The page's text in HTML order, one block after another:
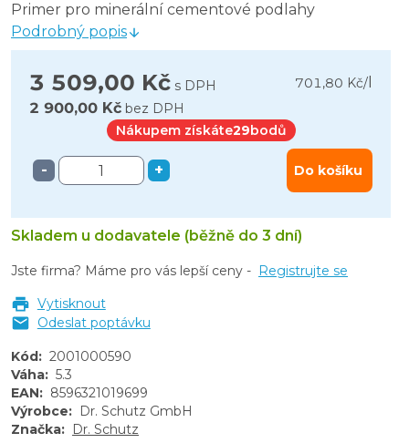
Primer pro minerální cementové podlahy
Podrobný popis
3 509,00 Kč s DPH 701,80 Kč/
2 900,00 Kč bez DPH
Nákupem získáte29bodů
- + Do košíku
Skladem u dodavatele (běžně do 3 dní)
Jste firma? Máme pro vás lepší ceny - Registrujte se
Vytisknout
Odeslat poptávku
Kód: 2001000590
Váha: 5.3
EAN: 8596321019699
Výrobce: Dr. Schutz GmbH
Značka: Dr. Schutz